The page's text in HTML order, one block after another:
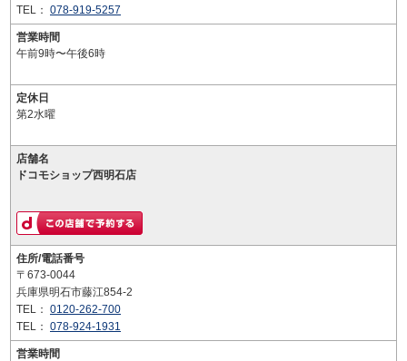
TEL： 078-919-5257
営業時間
午前9時〜午後6時
定休日
第2水曜
店舗名
ドコモショップ西明石店
住所/電話番号
〒673-0044
兵庫県明石市藤江854-2
TEL： 0120-262-700
TEL： 078-924-1931
営業時間